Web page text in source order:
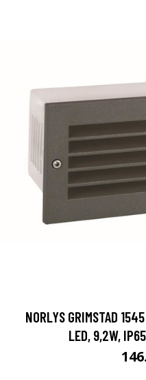
NORLYS GRIMSTAD
LED, 9,2W,